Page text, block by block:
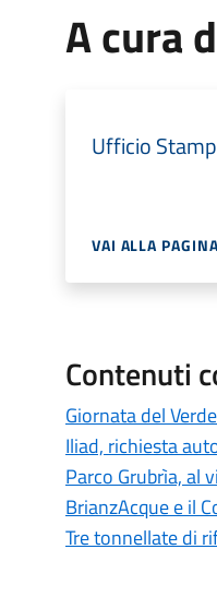
A cura
Ufficio
VAI ALLA PAGINA
Contenuti
Giornata del
Iliad, richiesta
Parco Grubrìa, al
BrianzAcque e il
Tre tonnellate di